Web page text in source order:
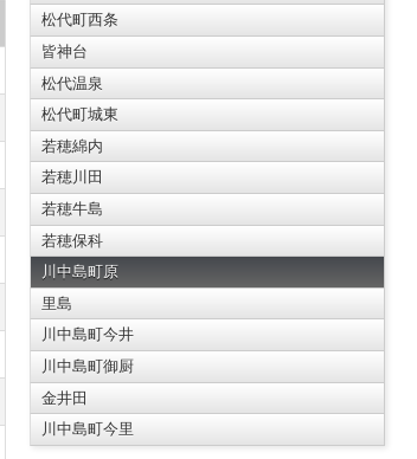
松代町西条
皆神台
松代温泉
松代町城東
若穂綿内
若穂川田
若穂牛島
若穂保科
川中島町原
里島
川中島町今井
川中島町御厨
金井田
川中島町今里